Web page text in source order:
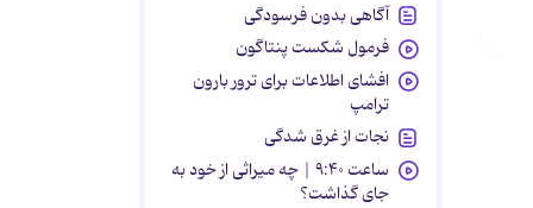
آگاهی بدون فرسودگی
فرمول شکست پنتاگون
افشای اطلاعات برای ترور بارون
ترامپ
نجات از غرق شدگی
ساعت ۹:۴۰ | چه میراثی از خود به
جای گذاشت؟